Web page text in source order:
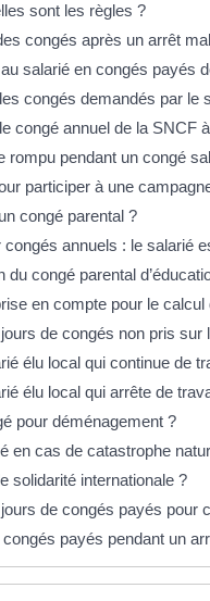
sont les règles ?
congés après un arrêt
salarié en congés payés
congés demandés par le
congé annuel de la SNCF
rompu pendant un congé
participer à une
congé parental ?
congés annuels : le salarié
du congé parental
en compte pour le
de congés non pris sur
élu local qui continue de
élu local qui arrête de
pour déménagement ?
en cas de catastrophe
solidarité internationale ?
de congés payés pour
payés pendant un